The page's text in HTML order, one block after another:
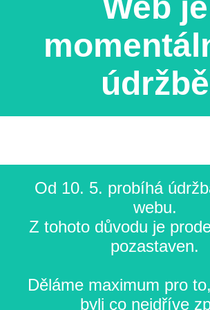
údržbě
Od 10. 5. probíhá
webu.
Z tohoto důvodu je
pozastaven.
Děláme maximum pro
byli co nejdříve